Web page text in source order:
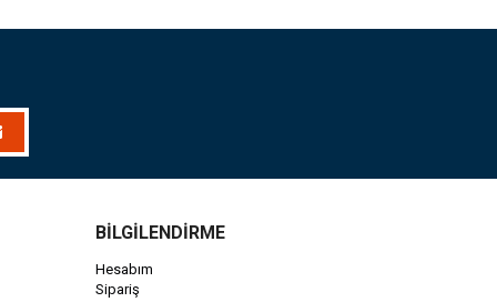
BİLGİLENDİRME
Hesabım
Sipariş